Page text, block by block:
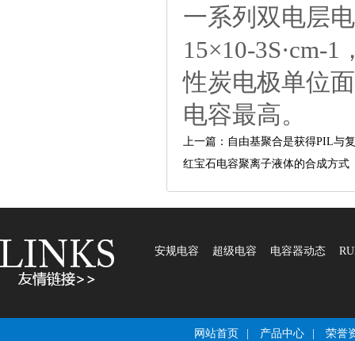
一系列双电层
15×10-3S·cm-
性炭电极单位
电容最高。
上一篇：自由基聚合是获得PIL与
红宝石电容聚离子液体的合成方式
安规电容 超级电容 电容器动态
网站首页 产品中心 荣誉